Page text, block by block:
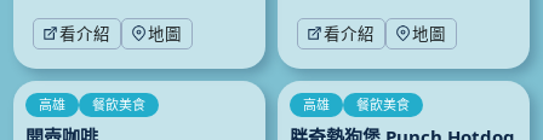
看介紹 地圖 看介紹 地圖
高雄 餐飲美食 高雄 餐飲美食